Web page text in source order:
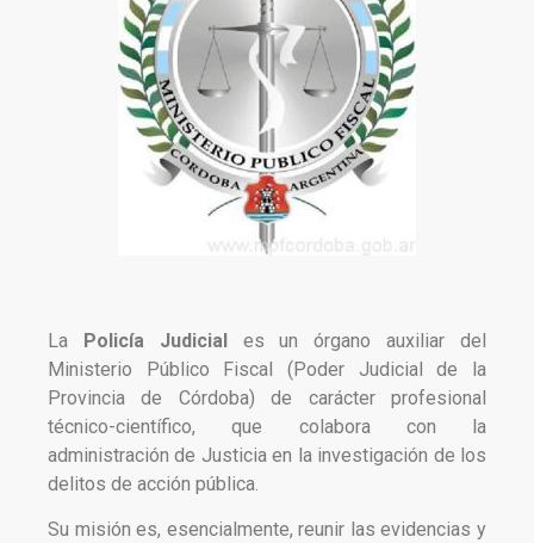
La Policía Judiciales un órgano auxiliar del
Ministerio Público Fiscal (Poder Judicial de la
Provincia de Córdoba) de carácter profesional
técnico-científico, que colabora con la
administración de Justicia en la investigación de los
delitos de acción pública.
Su misión es, esencialmente, reunir las evidencias y